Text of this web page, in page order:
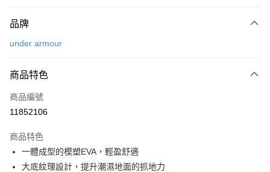
信用卡一次付款
Apple Pay
街口支付
Google Pay
全盈+PAY
品牌
under armour
商品特色
商品編號
11852106
商品特色
一體成型的模塑EVA，輕盈舒適
大底紋理設計，提升潮濕地面的抓地力